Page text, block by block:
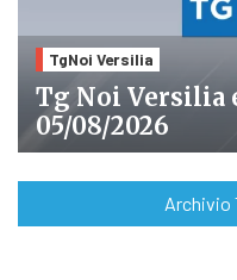
TgNoi Versilia
Tg Noi Versilia
05/08/2026
Archivio